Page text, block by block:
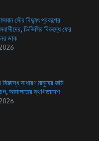
সৌর বিদ্যুৎ প্রকল্পের
ডিভিসির বিরুদ্ধে ফের
ডাক
বিরুদ্ধে সাধারণ মানুষের জমি
আদালতের স্থগিতাদেশ